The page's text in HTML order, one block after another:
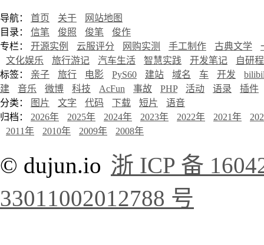
导航： 首页 关于
网站地图
目录： 信笔 俊照 俊笔
俊作
专栏： 开源实例 云服评分 网购实测 手工制作 古典文学
文化娱乐
旅行游记 汽车生活 智慧实践 开发笔记
自研
标签： 亲子 旅行 电影 PyS60 建站 域名 车 开发
建
音乐 微博 科技 AcFun 事故 PHP 活动 语录
插件
分类：
图片 文字 代码 下载 短片
语音
归档： 2026年 2025年 2024年 2023年 2022年 2021年
2011年
2010年 2009年 2008年
© dujun.io 浙 ICP 备
33011002012788 号